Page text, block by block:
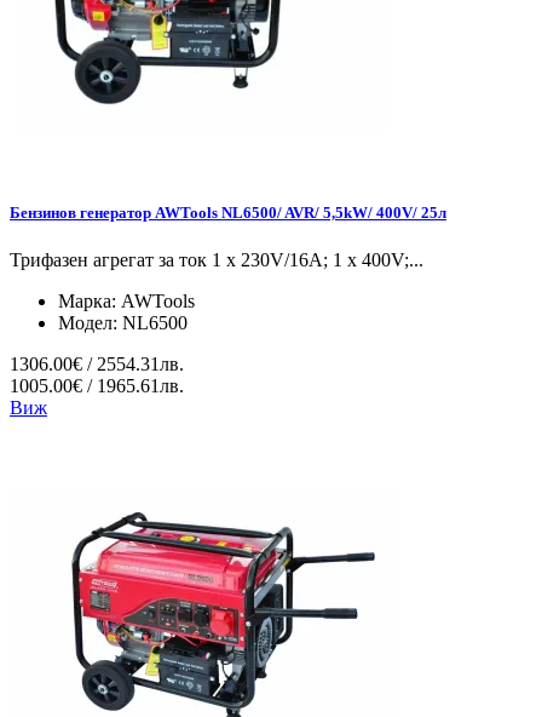
Бензинов генератор AWTools NL6500/ AVR/ 5,5kW/ 400V/ 25л
Трифазен агрегат за ток 1 x 230V/16A; 1 x 400V;...
Марка: AWTools
Модел: NL6500
1306.00€ / 2554.31лв.
1005.00€ / 1965.61лв.
Виж